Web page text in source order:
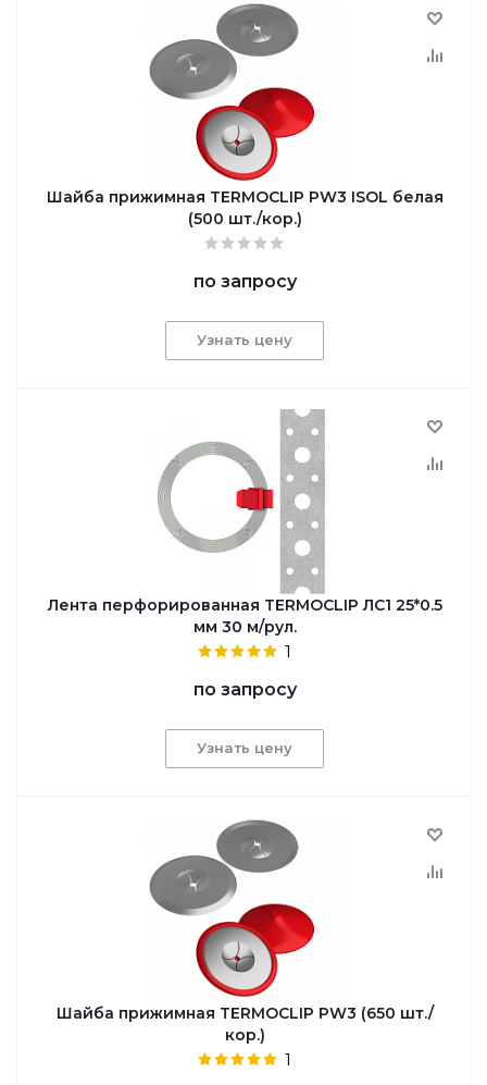
Шайба прижимная TERMOCLIP PW3 ISOL белая
(500 шт./кор.)
по запросу
Узнать цену
Лента перфорированная TERMOCLIP ЛС1 25*0.5
мм 30 м/рул.
1
по запросу
Узнать цену
Шайба прижимная TERMOCLIP PW3 (650 шт./
кор.)
1